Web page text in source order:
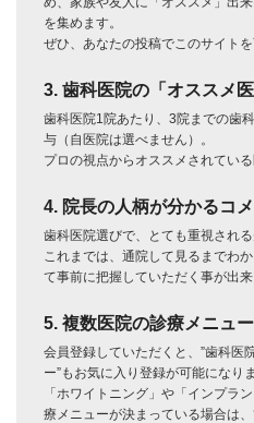
を集めます。
ぜひ、あなたの投稿でこのサイトを
3. 歯科医院の「オススメ
歯科医院1院あたり、3院までの歯
与（自医院は選べません）。
プロの視点からオススメされてい
4. 院長の人柄が分かるコ
歯科医院選びで、とても重視される
これまでは、通院して見るまでわ
て事前に把握していただく事が出来
5. 複数医院の診療メニュ
会員登録していただくと、”歯科医
ー”もお気に入り登録が可能になりま
「ホワイトニング」や「インプラ
療メニューが決まっている場合は